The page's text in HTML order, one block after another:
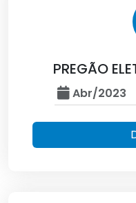
PREGÃO
Abr/2023